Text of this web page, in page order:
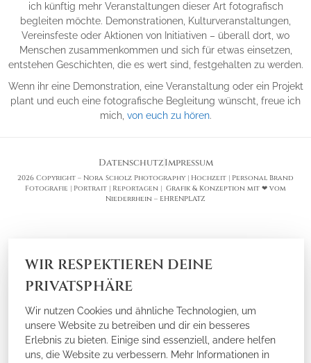
ich künftig mehr Veranstaltungen dieser Art fotografisch
begleiten möchte. Demonstrationen, Kulturveranstaltungen,
Vereinsfeste oder Aktionen von Initiativen – überall dort, wo
Menschen zusammenkommen und sich für etwas einsetzen,
entstehen Geschichten, die es wert sind, festgehalten zu werden.
Wenn ihr eine Demonstration, eine Veranstaltung oder ein Projekt
plant und euch eine fotografische Begleitung wünscht, freue ich
mich, von euch zu hören.
DatenschutzImpressum
2026 Copyright – Nora Scholz Photography | Hochzeit | Personal Brand
Fotografie | Portrait | Reportagen | Grafik & Konzeption mit ❤ vom
Niederrhein – EHRENPLATZ